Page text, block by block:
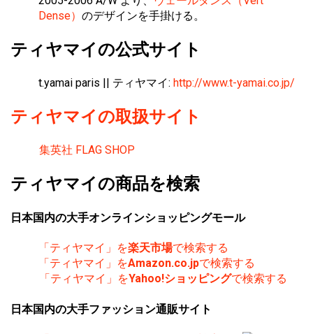
Dense） のデザインを手掛ける。
ティヤマイの公式サイト
t.yamai paris || ティヤマイ: http://www.t-yamai.co.jp/
ティヤマイの取扱サイト
集英社 FLAG SHOP
ティヤマイの商品を検索
日本国内の大手オンラインショッピングモール
「ティヤマイ」を楽天市場で検索する
「ティヤマイ」をAmazon.co.jpで検索する
「ティヤマイ」をYahoo!ショッピングで検索する
日本国内の大手ファッション通販サイト